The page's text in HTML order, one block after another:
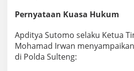
Pernyataan Kuasa Hukum
Apditya Sutomo selaku Ketua
Mohamad Irwan
di Polda Sulteng: